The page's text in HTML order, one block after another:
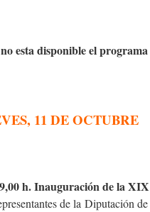
esta disponible el programa
11 DE OCTUBRE
h. Inauguración de la
de la Diputación